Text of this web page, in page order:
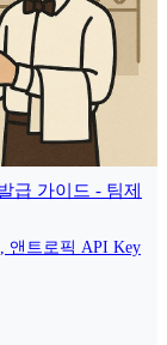
급 가이드 - 팀제
앤트로픽 API Key